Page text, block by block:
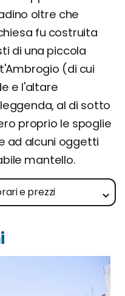
oltre che
fu costruita
di una piccola
(di cui
e l'altare
al di sotto
proprio le spoglie
ad alcuni oggetti
mantello.
e prezzi